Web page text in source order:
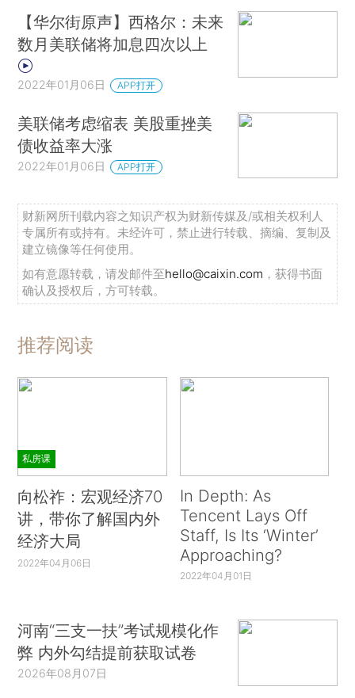
【华尔街原声】西格尔：未来
数月美联储将加息四次以上
2022年01月06日 APP打开
美联储考虑缩表 美股重挫美
债收益率大涨
2022年01月06日 APP打开
财新网所刊载内容之知识产权为财新传媒及/或相关权利人
专属所有或持有。未经许可，禁止进行转载、摘编、复制及
建立镜像等任何使用。
如有意愿转载，请发邮件至hello@caixin.com ，获得书面
确认及授权后，方可转载。
推荐阅读
私房课
向松祚：宏观经济70
讲，带你了解国内外
经济大局
2022年04月06日
In Depth: As
Tencent Lays Off
Staff, Is Its ‘Winter’
Approaching?
2022年04月01日
河南“三支一扶”考试规模化作
弊 内外勾结提前获取试卷
2026年08月07日